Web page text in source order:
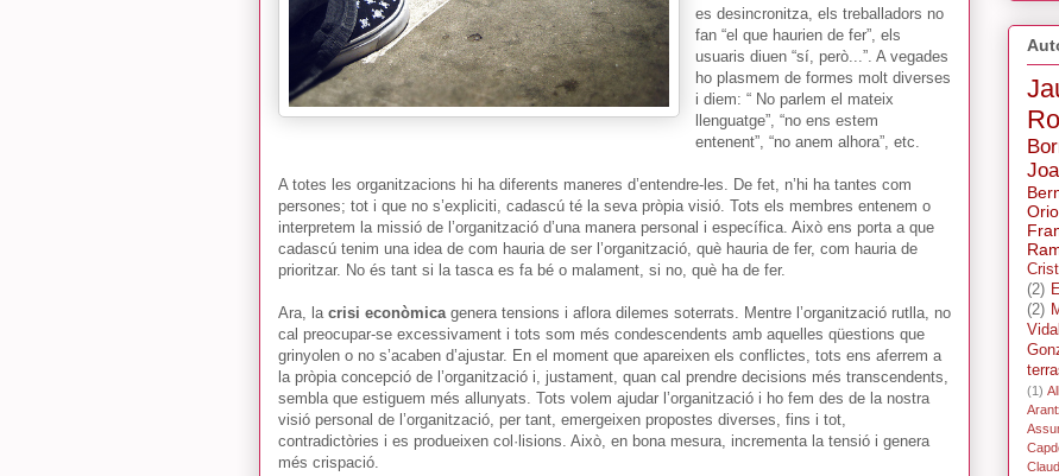
es desincronitza, els treballadors no
fan “el que haurien de fer”, els
usuaris diuen “sí, però...”. A vegades
ho plasmem de formes molt diverses
i diem: “ No parlem el mateix
llenguatge”, “no ens estem
entenent”, “no anem alhora”, etc.
A totes les organitzacions hi ha diferents maneres d’entendre-les. De fet, n’hi ha tantes com
persones; tot i que no s’expliciti, cadascú té la seva pròpia visió. Tots els membres entenem o
interpretem la missió de l’organització d’una manera personal i específica. Això ens porta a que
cadascú tenim una idea de com hauria de ser l’organització, què hauria de fer, com hauria de
prioritzar. No és tant si la tasca es fa bé o malament, si no, què ha de fer.
Ara, lacrisi econòmicagenera tensions i aflora dilemes soterrats. Mentre l’organització rutlla, no
cal preocupar-se excessivament i tots som més condescendents amb aquelles qüestions que
grinyolen o no s’acaben d’ajustar. En el moment que apareixen els conflictes, tots ens aferrem a
la pròpia concepció de l’organització i, justament, quan cal prendre decisions més transcendents,
sembla que estiguem més allunyats. Tots volem ajudar l’organització i ho fem des de la nostra
visió personal de l’organització, per tant, emergeixen propostes diverses, fins i tot,
contradictòries i es produeixen col·lisions. Això, en bona mesura, incrementa la tensió i genera
més crispació.
(2)
(2)
Vidal
(1)